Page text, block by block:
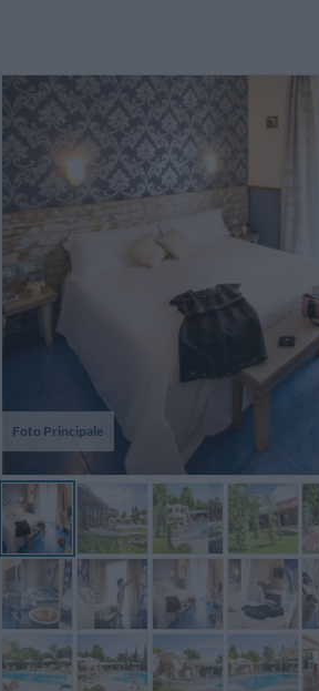
Foto Principale
I liked the proximity with the
Fiumicino airport.
Fernando Mauro,